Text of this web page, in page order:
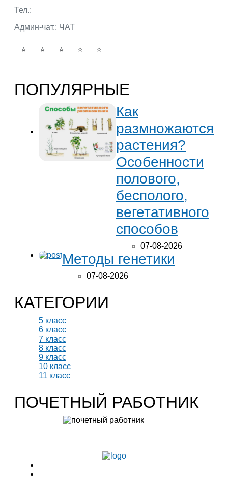
Тел.:
Админ-чат.: ЧАТ
⭐ ⭐ ⭐ ⭐ ⭐
ПОПУЛЯРНЫЕ
Как
размножаются
растения?
Особенности
полового,
бесполого,
вегетативного
способов
07-08-2026
Методы генетики
07-08-2026
КАТЕГОРИИ
5 класс
6 класс
7 класс
8 класс
9 класс
10 класс
11 класс
ПОЧЕТНЫЙ РАБОТНИК